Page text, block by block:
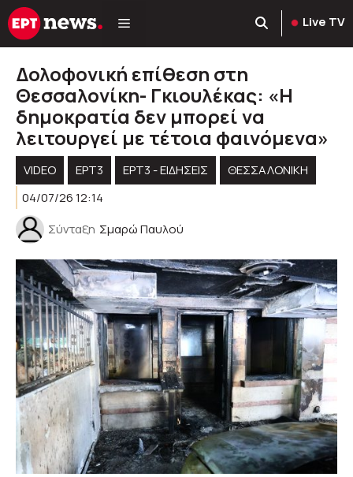
Μετάβαση
σε
Live TV
Δολοφονική επίθεση στη
Θεσσαλονίκη- Γκιουλέκας: «Η
δημοκρατία δεν μπορεί να
λειτουργεί με τέτοια φαινόμενα»
VIDEO ΕΡΤ3 ΕΡΤ3 - ΕΙΔΉΣΕΙΣ
ΘΕΣΣΑΛΟΝΙΚΗ
04/07/26 12:14
Σύνταξη Σμαρώ Παυλού